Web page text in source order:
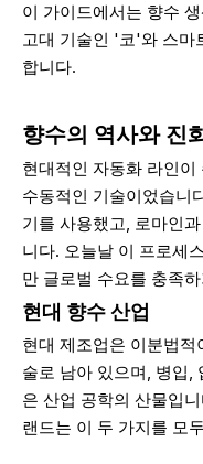
이 가이드에서는 향수
고대 기술인 '코'와 스마
합니다.
향수의 역사와 진
현대적인 자동화 라인
수동적인 기술이었습니
기를 사용했고, 로마인
니다. 오늘날 이 프로세
만 글로벌 수요를 충족
현대 향수 산업
현대 제조업은 이분법
술로 남아 있으며, 병입,
은 산업 공학의 산물입
랜드는 이 두 가지를 모